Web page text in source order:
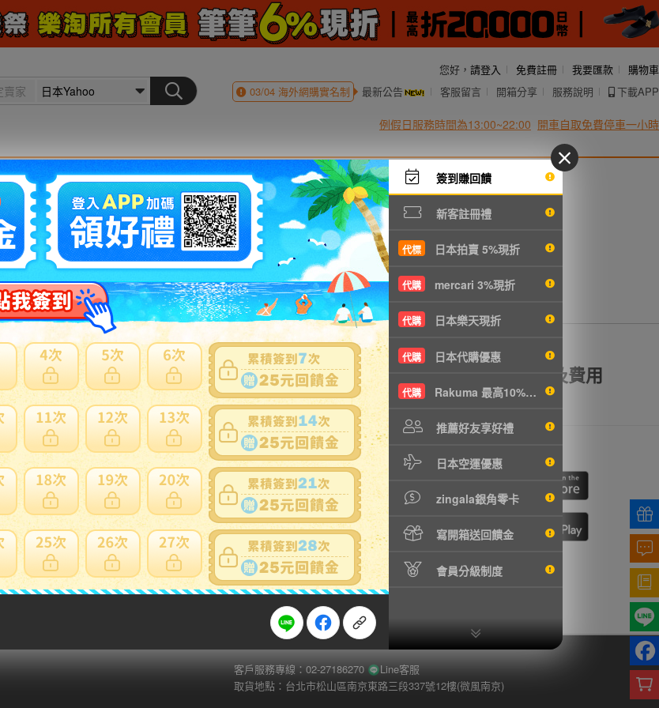
簽到賺回饋
新客註冊禮
代標 日本拍賣 5%現折
代購 mercari 3%現折
代購 日本樂天現折
代購 日本代購優惠
代購 Rakuma 最高10%現折
推薦好友享好禮
日本空運優惠
zingala銀角零卡
寫開箱送回饋金
會員分級制度
您好， 請登入 免費註冊 我要匯款
購物車
03/04海外網購實名制 最新公告 客服留言 開箱分享 服務說明 下載APP
例假日服務時間為13:00~22:00 開車自取免費停車一小時
會員登入
全額處理 運送損壞全額理賠 全透明資訊及費用
支付方式
ATM
web-ATM
超商繳費( 7-11 ibon)
貨到付款
AFTEE(貨到後付款)
zingala銀角零卡
信用卡
關注我們
Facebook
Line
行動購物
客戶服務專線：02-27186270
Line客服
取貨地點：台北市松山區南京東路三段337號12樓(微風南京)